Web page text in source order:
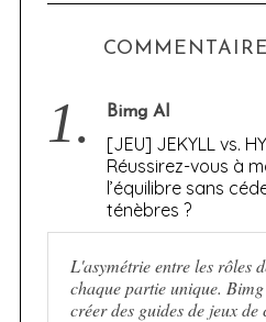
1. Bimg AI
[JEU] JEKYLL vs.
Réussirez-vous à
l’équilibre sans
ténèbres ?
L'asymétrie entre les rôles
chaque partie unique.
créer des guides de jeux de